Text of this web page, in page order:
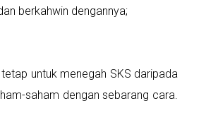
berkahwin dengannya;
tetap untuk menegah SKS daripada
saham dengan sebarang cara.